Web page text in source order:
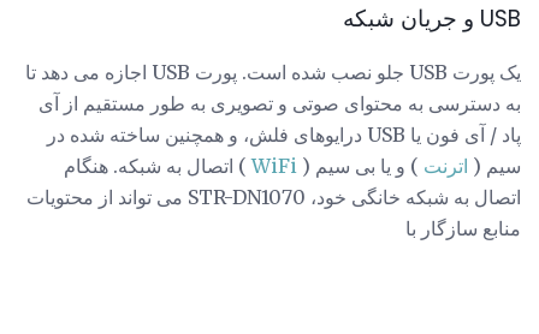
USB و جریان شبکه
یک پورت USB جلو نصب شده است. پورت USB اجازه می دهد تا
به دسترسی به محتوای صوتی و تصویری به طور مستقیم از آی
پاد / آی فون یا USB درایوهای فلش، و همچنین ساخته شده در
سیم ( اترنت ) و یا بی سیم ( WiFi) اتصال به شبکه. هنگام
اتصال به شبکه خانگی خود، STR-DN1070 می تواند از محتویات
منابع سازگار با